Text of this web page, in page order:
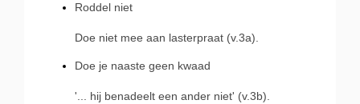
Roddel niet
Doe niet mee aan lasterpraat (v.3a).
Doe je naaste geen kwaad
'... hij benadeelt een ander niet' (v.3b).